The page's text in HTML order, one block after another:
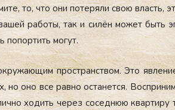
то, что они по­теря­ли свою власть,
ра­боты, так и си­лён мо­жет быть
по­пор­тить мо­гут.
прос­транс­твом. Это
оно все рав­но ос­та­нет­ся.
хо­дить че­рез со­сед­нюю квар­ти­ру